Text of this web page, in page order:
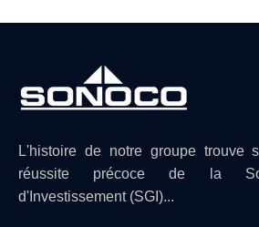
L'histoire de notre groupe trouve
réussite précoce de la
d'Investissement (SGI)...